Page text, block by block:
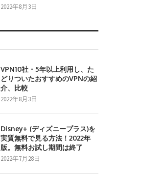
2022年8月3日
VPN10社・5年以上利用し、た
どりついたおすすめのVPNの紹
介、比較
2022年8月3日
Disney+ (ディズニープラス)を
実質無料で見る方法！2022年
版。無料お試し期間は終了
2022年7月28日